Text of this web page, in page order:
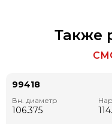
Также
99418
Вн. диаметр
106.375